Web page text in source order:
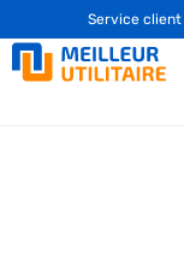
Service client